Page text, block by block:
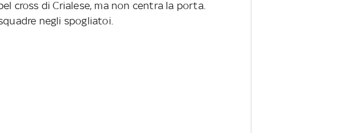
cross di Crialese, ma non centra la porta.
negli spogliatoi.